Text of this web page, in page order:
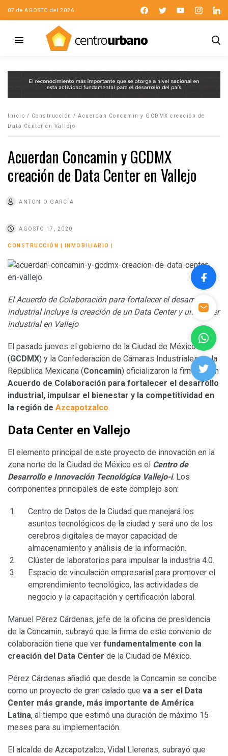
07 de AGOSTO del 2026
Inicio / Construcción / Acuerdan Concamin y GCDMX creación de
Data Center en Vallejo
Acuerdan Concamin y GCDMX
creación de Data Center en Vallejo
ANTONIO GARCÍA
AGOSTO 17, 2020
CONSTRUCCIÓN INMOBILIARIO
El Acuerdo de Colaboración para fortalecer el desarrollo
industrial incluye la creación de un Data Center y un clúster
industrial en Vallejo
El pasado jueves el gobierno de la Ciudad de México
(GCDMX) y la Confederación de Cámaras Industriales en la
República Mexicana (Concamin) oficializaron la firma de un
Acuerdo de Colaboración para fortalecer el desarrollo
industrial, impulsar el bienestar y la competitividad en
la región de Azcapotzalco.
Data Center en Vallejo
El elemento principal de este proyecto de innovación en la
zona norte de la Ciudad de México es el Centro de
Desarrollo e Innovación Tecnológica Vallejo-i. Los
componentes principales de este complejo son:
Centro de Datos de la Ciudad que manejará los
asuntos tecnológicos de la ciudad y será uno de los
cerebros digitales de mayor capacidad de
almacenamiento y análisis de la información.
Clúster de laboratorios para impulsar la industria 4.0.
Espacio de vinculación empresarial para promover el
emprendimiento tecnológico, las actividades de
negocio y la capacitación y certificación laboral.
Manuel Pérez Cárdenas, jefe de la oficina de presidencia
de la Concamin, subrayó que la firma de este convenio de
colaboración tiene que ver fundamentalmente con la
creación del Data Center de la Ciudad de México.
Pérez Cárdenas añadió que desde la Concamin se concibe
como un proyecto de gran calado que va a ser el Data
Center más grande, más importante de América
Latina, al tiempo que estimó una duración de máximo 15
meses para su implementación.
El alcalde de Azcapotzalco, Vidal Llerenas, subrayó que